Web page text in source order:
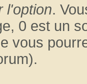
l'option.
0 est un
vous